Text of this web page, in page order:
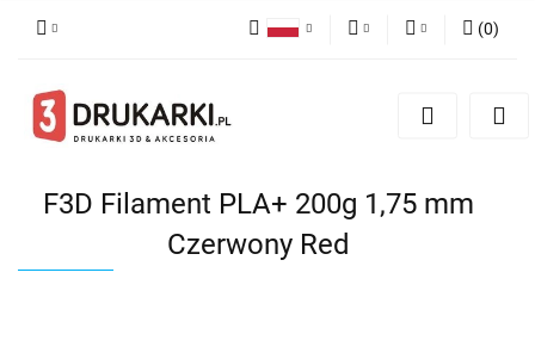
English
Zarejestruj się
(0)
F3D Filament PLA+ 200g 1,75 mm
Czerwony Red